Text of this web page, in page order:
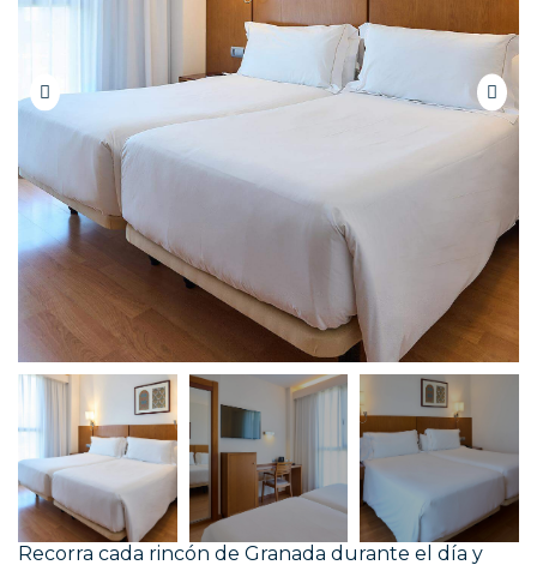
Recorra cada rincón de Granada durante el día y